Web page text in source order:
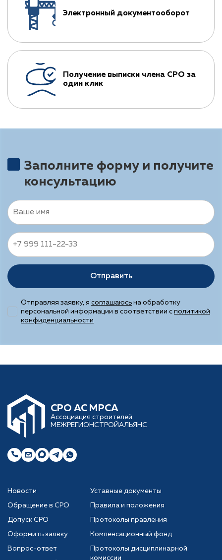
Электронный документооборот
Получение выписки члена СРО за
один клик
Заполните форму и получите
консультацию
Отправить
Отправляя заявку, я соглашаюсь на обработку
персональной информации в соответствии с политикой
конфиденциальности
CРО АС МРСА
Ассоциация строителей
МЕЖРЕГИОНСТРОЙАЛЬЯНС
Новости
Обращение в СРО
Допуск СРО
Оформить заявку
Вопрос-ответ
Уставные документы
Правила и положения
Протоколы правления
Компенсационный фонд
Протоколы дисциплинарной
комиссии